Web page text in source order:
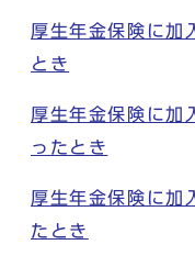
厚生年金保険に加
とき
厚生年金保険に加
ったとき
厚生年金保険に加
たとき